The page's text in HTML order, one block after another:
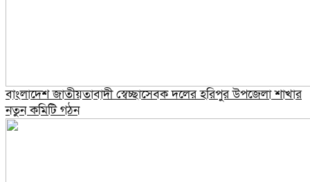
বাংলাদেশ জাতীয়তাবাদী স্বেচ্ছাসেবক দলের হরিপুর উপজেলা শাখার
নতুন কমিটি গঠন